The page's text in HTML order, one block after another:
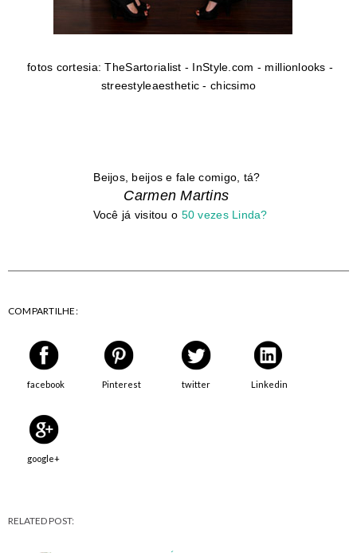
fotos cortesia: TheSartorialist - InStyle.com - millionlooks -
streestyleaesthetic - chicsimo
Beijos, beijos e fale comigo, tá?
Carmen Martins
Você já visitou o 50 vezes Linda?
COMPARTILHE:
facebook Pinterest twitter Linkedin
google+
RELATED POST: